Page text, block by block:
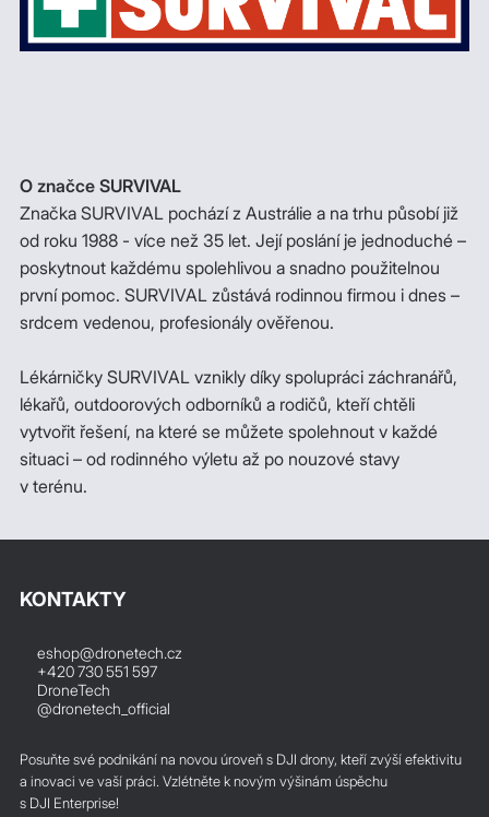
O značce SURVIVAL
Značka SURVIVAL pochází z Austrálie a na trhu působí již
od roku 1988 - více než 35 let. Její poslání je jednoduché –
poskytnout každému spolehlivou a snadno použitelnou
první pomoc. SURVIVAL zůstává rodinnou firmou i dnes –
srdcem vedenou, profesionály ověřenou.
Lékárničky SURVIVAL vznikly díky spolupráci záchranářů,
lékařů, outdoorových odborníků a rodičů, kteří chtěli
vytvořit řešení, na které se můžete spolehnout v každé
situaci – od rodinného výletu až po nouzové stavy
v terénu.
KONTAKTY
eshop@dronetech.cz
+420 730 551 597
DroneTech
@dronetech_official
Posuňte své podnikání na novou úroveň s DJI drony, kteří zvýší efektivitu
a inovaci ve vaší práci. Vzlétněte k novým výšinám úspěchu
s DJI Enterprise!